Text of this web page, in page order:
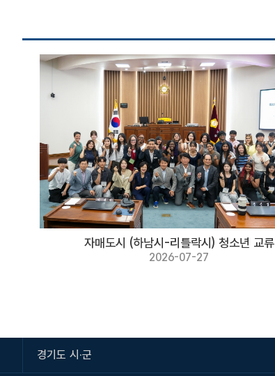
자매도시 (하남시-리틀락시) 청소년 교류
2026-07-27
경기도 시·군